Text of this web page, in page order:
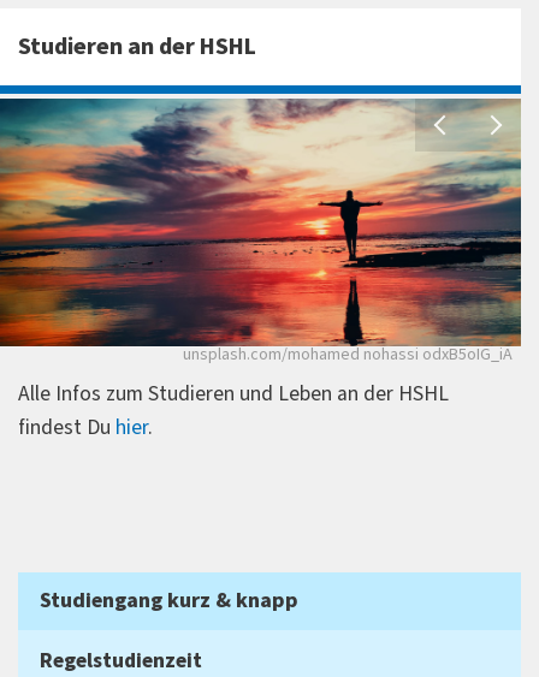
Studieren an der HSHL
unsplash.com/mohamed nohassi odxB5oIG_iA
Alle Infos zum Studieren und Leben an der HSHL
findest Du hier.
Studiengang kurz & knapp
Regelstudienzeit